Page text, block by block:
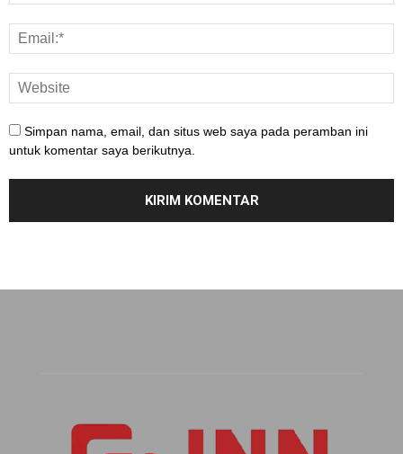
Simpan nama, email, dan situs web saya pada peramban ini
untuk komentar saya berikutnya.